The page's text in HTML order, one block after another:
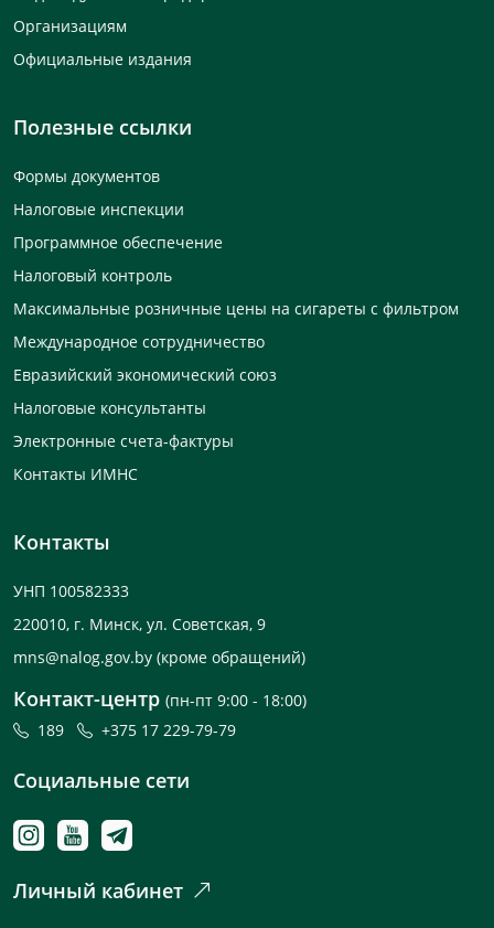
Организациям
Официальные издания
Полезные ссылки
Формы документов
Налоговые инспекции
Программное обеспечение
Налоговый контроль
Максимальные розничные цены на сигареты с фильтром
Международное сотрудничество
Евразийский экономический союз
Налоговые консультанты
Электронные счета-фактуры
Контакты ИМНС
Контакты
УНП 100582333
220010, г. Минск, ул. Советская, 9
mns@nalog.gov.by (кроме обращений)
Контакт-центр (пн-пт 9:00 - 18:00)
189
+375 17 229-79-79
Социальные сети
Личный кабинет